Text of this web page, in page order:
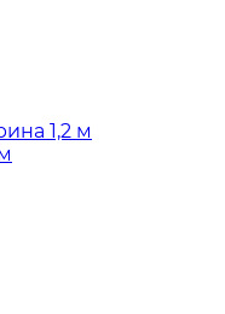
1,2 м